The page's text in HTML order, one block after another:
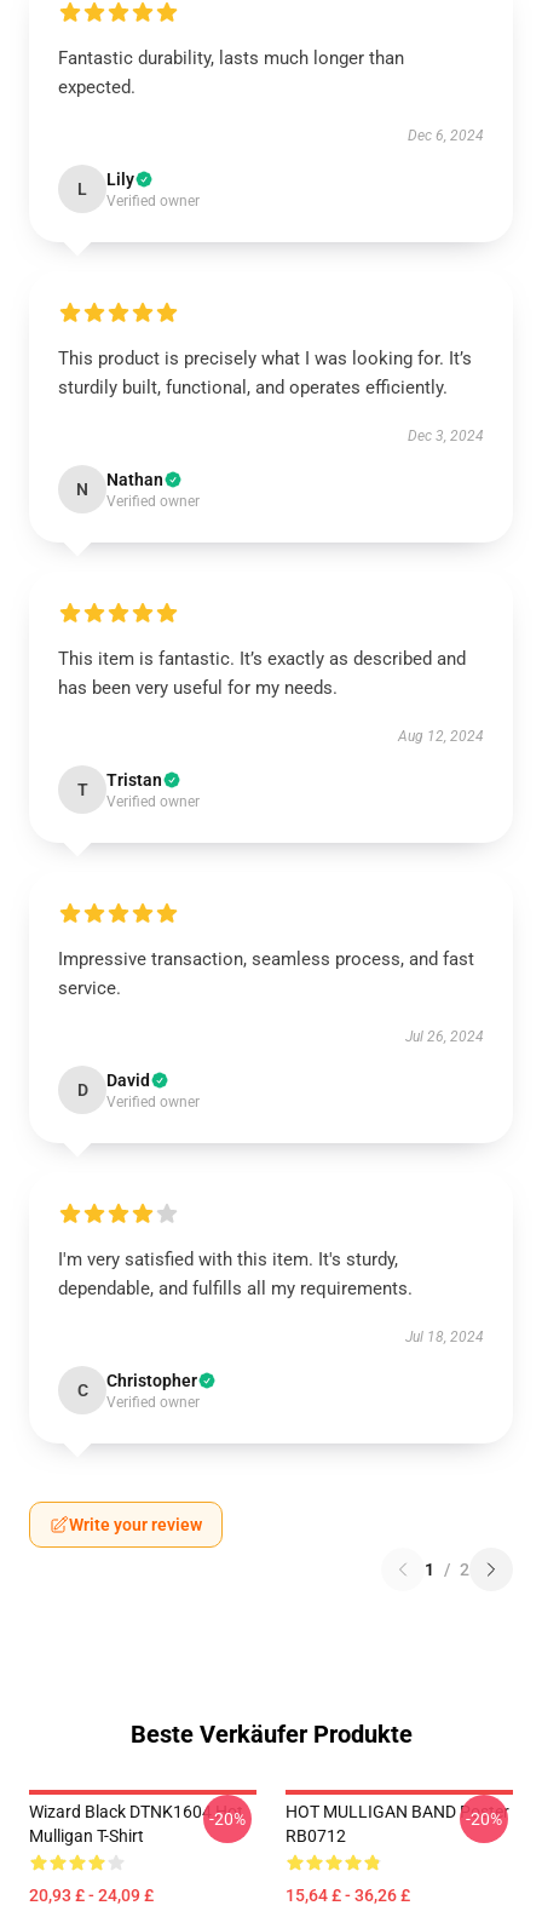
Fantastic durability, lasts much longer than
expected.
Dec 6, 2024
L Lily
Verified owner
This product is precisely what I was looking for. It’s
sturdily built, functional, and operates efficiently.
Dec 3, 2024
N Nathan
Verified owner
This item is fantastic. It’s exactly as described and
has been very useful for my needs.
Aug 12, 2024
T Tristan
Verified owner
Impressive transaction, seamless process, and fast
service.
Jul 26, 2024
D David
Verified owner
I'm very satisfied with this item. It's sturdy,
dependable, and fulfills all my requirements.
Jul 18, 2024
C Christopher
Verified owner
Write your review
1 / 2
Beste Verkäufer Produkte
Wizard Black DTNK1604 Hot
Mulligan T-Shirt
20,93 £ - 24,09 £
-20%
HOT MULLIGAN BAND Poster
RB0712
15,64 £ - 36,26 £
-20%